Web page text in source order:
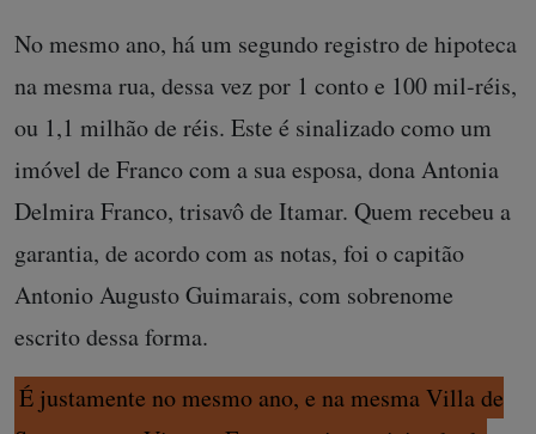
No mesmo ano, há um segundo registro de hipoteca
na mesma rua, dessa vez por 1 conto e 100 mil-réis,
ou 1,1 milhão de réis. Este é sinalizado como um
imóvel de Franco com a sua esposa, dona Antonia
Delmira Franco, trisavô de Itamar. Quem recebeu a
garantia, de acordo com as notas, foi o capitão
Antonio Augusto Guimarais, com sobrenome
escrito dessa forma.
É justamente no mesmo ano, e na mesma Villa de